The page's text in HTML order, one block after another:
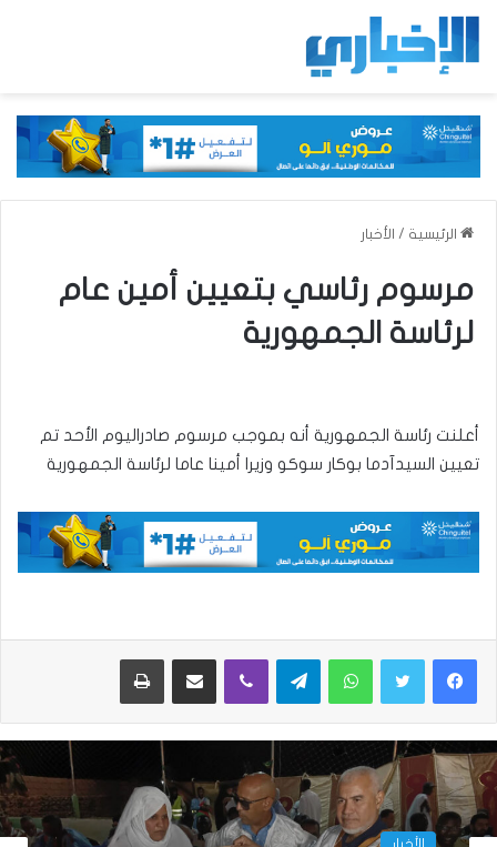
الرئيسية / الأخبار
مرسوم رئاسي بتعيين أمين عام
لرئاسة الجمهورية
أعلنت رئاسة الجمهورية أنه بموجب مرسوم صادراليوم الأحد تم
تعيين السيدآدما بوكار سوكو وزيرا أمينا عاما لرئاسة الجمهورية
واتساب تيلقرام ڤايبر مشاركة عبر البريد طباعة
الأخبار